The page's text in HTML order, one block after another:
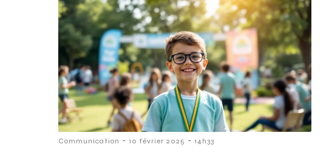
Communication - 10 février 2025 - 14h33